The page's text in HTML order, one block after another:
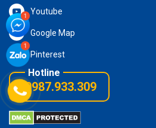
Youtube
Google Map
Pinterest
0987.933.309